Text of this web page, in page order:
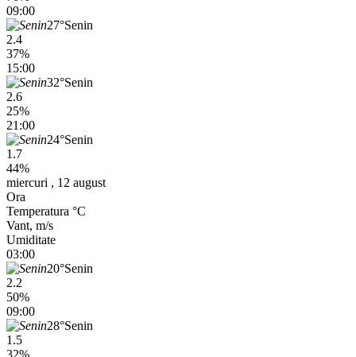
09:00
27°Senin
2.4
37%
15:00
32°Senin
2.6
25%
21:00
24°Senin
1.7
44%
miercuri , 12 august
Ora
Temperatura °C
Vant, m/s
Umiditate
03:00
20°Senin
2.2
50%
09:00
28°Senin
1.5
32%